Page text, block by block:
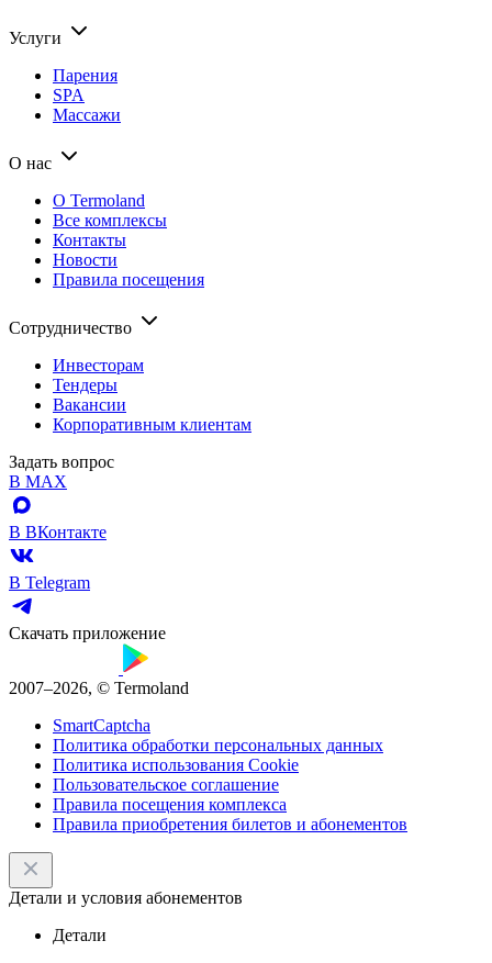
Услуги
Парения
SPA
Массажи
О нас
О Termoland
Все комплексы
Контакты
Новости
Правила посещения
Сотрудничество
Инвесторам
Тендеры
Вакансии
Корпоративным клиентам
Задать вопрос
В MAX
В ВКонтакте
В Telegram
Скачать приложение
2007–2026, © Termoland
SmartCaptcha
Политика обработки персональных данных
Политика использования Cookie
Пользовательское соглашение
Правила посещения комплекса
Правила приобретения билетов и абонементов
Детали и условия абонементов
Детали